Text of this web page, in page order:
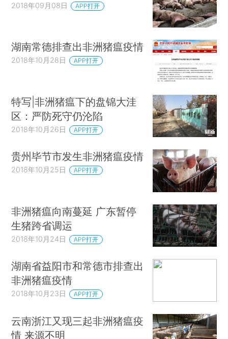
2018年09月08日 APP打开
湖南常德排查出非洲猪瘟疫情
2018年10月28日 APP打开
特写|非洲猪瘟下的盘锦大洼
区：严防死守仍沦陷
2018年10月26日 APP打开
贵州毕节市发生非洲猪瘟疫情
2018年10月25日 APP打开
非洲猪瘟向南蔓延 广东暂停
生猪跨省调运
2018年10月24日 APP打开
湖南省益阳市和常德市排查出
非洲猪瘟疫情
2018年10月23日 APP打开
云南浙江又现三起非洲猪瘟疫
情 来源不明